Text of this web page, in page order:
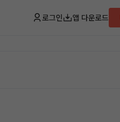
로그인 앱 다운로드